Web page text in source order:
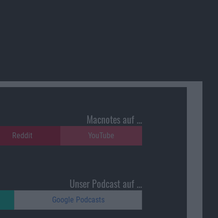
Macnotes auf …
Reddit YouTube
Unser Podcast auf …
Google Podcasts